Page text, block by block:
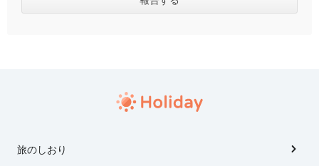
旅のしおり